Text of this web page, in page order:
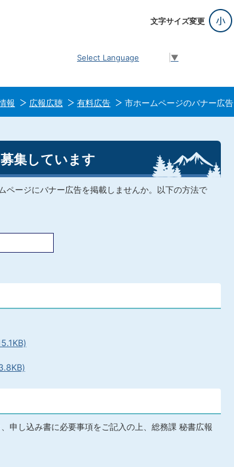
文字サイズ変更
Select Language ▼
報 広報広聴 有料広告 市ホームページのバナー広
集しています
ページにバナー広告を掲載しませんか。以下の方法で
申し込み書に必要事項をご記入の上、総務課 秘書広報